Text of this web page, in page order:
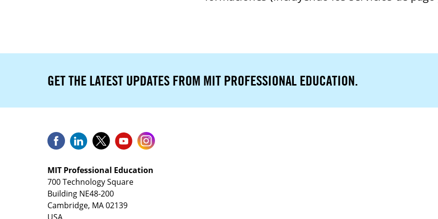
GET THE LATEST UPDATES FROM MIT PROFESSIONAL EDUCATION.
MIT Professional Education
700 Technology Square
Building NE48-200
Cambridge, MA 02139